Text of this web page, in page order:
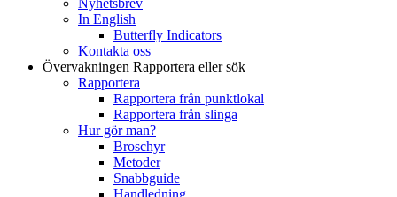
In English
Butterfly Indicators
Kontakta oss
Övervakningen Rapportera eller sök
Rapportera
Rapportera från punktlokal
Rapportera från slinga
Hur gör man?
Broschyr
Metoder
Snabbguide
Handledning